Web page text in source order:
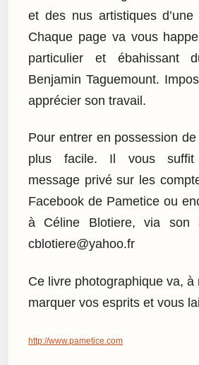
et des nus artistiques d’une
Chaque page va vous
particulier et ébahissant
Benjamin Taguemount.
apprécier son travail.
Pour entrer en possession
plus facile. Il vous suffit
message privé sur les
Facebook de Pametice ou
à Céline Blotiere, via son
cblotiere@yahoo.fr
Ce livre photographique va, à
marquer vos esprits et vous
http://www.pametice.com